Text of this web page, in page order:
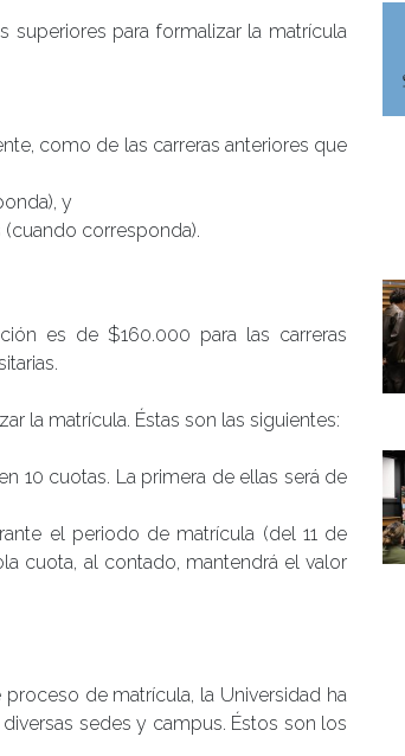
para formalizar la matrícula
como de las carreras anteriores que
y
corresponda).
es de $160.000 para las carreras
la matrícula. Éstas son las siguientes:
10 cuotas. La primera de ellas será de
el periodo de matrícula (del 11 de
cuota, al contado, mantendrá el valor
de matrícula, la Universidad ha
sedes y campus. Éstos son los